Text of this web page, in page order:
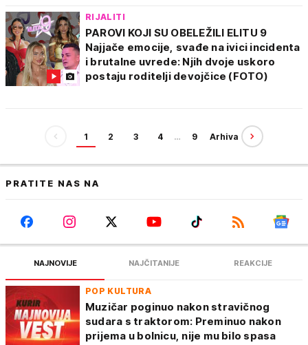
RIJALITI
PAROVI KOJI SU OBELEŽILI ELITU 9
Najjače emocije, svađe na ivici incidenta
i brutalne uvrede: Njih dvoje uskoro
postaju roditelji devojčice (FOTO)
1 2 3 4 … 9 Arhiva
PRATITE NAS NA
NAJNOVIJE NAJČITANIJE REAKCIJE
POP KULTURA
Muzičar poginuo nakon stravičnog
sudara s traktorom: Preminuo nakon
prijema u bolnicu, nije mu bilo spasa